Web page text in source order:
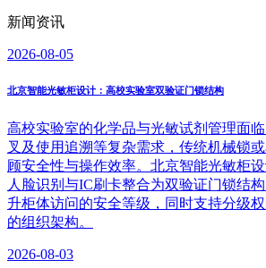
新闻资讯
2026-08-05
北京智能光敏柜设计：高校实验室双验证门锁结构
高校实验室的化学品与光敏试剂管理面
叉及使用追溯等复杂需求，传统机械锁
顾安全性与操作效率。北京智能光敏柜
人脸识别与IC刷卡整合为双验证门锁结
升柜体访问的安全等级，同时支持分级
的组织架构。
2026-08-03